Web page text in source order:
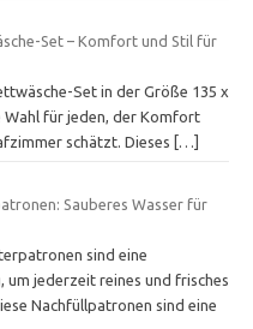
Set – Komfort und Stil für
Set in der Größe 135 x
Wahl für jeden, der Komfort
schätzt. Dieses
[…]
Sauberes Wasser für
sind eine
um jederzeit reines und frisches
Nachfüllpatronen sind eine